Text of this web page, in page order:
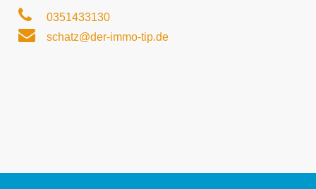
0351433130
schatz@der-immo-tip.de